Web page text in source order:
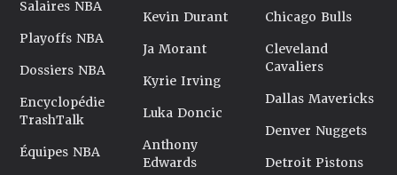
Salaires NBA
Playoffs NBA
Dossiers NBA
Encyclopédie
TrashTalk
Équipes NBA
Kevin Durant
Ja Morant
Kyrie Irving
Luka Doncic
Anthony
Edwards
Chicago Bulls
Cleveland
Cavaliers
Dallas Mavericks
Denver Nuggets
Detroit Pistons